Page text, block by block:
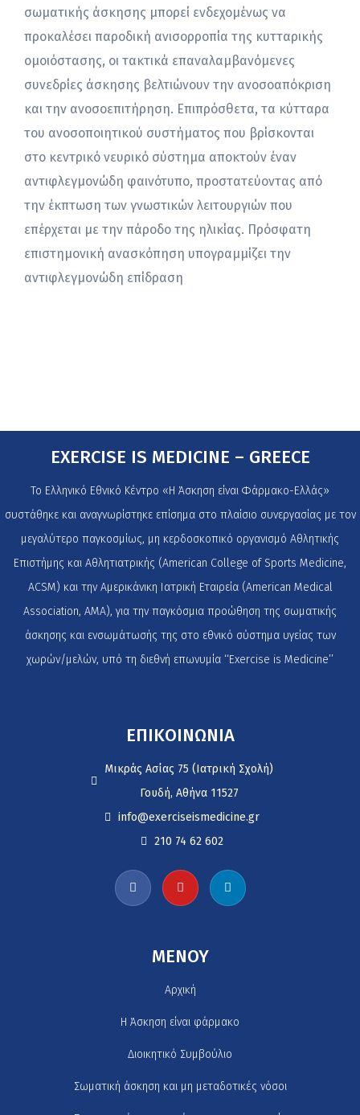
σωματικής άσκησης μπορεί ενδεχομένως να
προκαλέσει παροδική ανισορροπία της κυτταρικής
ομοιόστασης, οι τακτικά επαναλαμβανόμενες
συνεδρίες άσκησης βελτιώνουν την ανοσοαπόκριση
και την ανοσοεπιτήρηση. Επιπρόσθετα, τα κύτταρα
του ανοσοποιητικού συστήματος που βρίσκονται
στο κεντρικό νευρικό σύστημα αποκτούν έναν
αντιφλεγμονώδη φαινότυπο, προστατεύοντας από
την έκπτωση των γνωστικών λειτουργιών που
επέρχεται με την πάροδο της ηλικίας. Πρόσφατη
επιστημονική ανασκόπηση υπογραμμίζει την
αντιφλεγμονώδη επίδραση
EXERCISE IS MEDICINE – GREECE
Το Ελληνικό Εθνικό Κέντρο «Η Άσκηση είναι Φάρμακο-Ελλάς»
συστάθηκε και αναγνωρίστηκε επίσημα στο πλαίσιο συνεργασίας με τον
μεγαλύτερο παγκοσμίως, μη κερδοσκοπικό οργανισμό Αθλητικής
Επιστήμης και Αθλητιατρικής (American College of Sports Medicine,
ACSM) και την Αμερικάνικη Ιατρική Εταιρεία (American Medical
Association, AMA), για την παγκόσμια προώθηση της σωματικής
άσκησης και ενσωμάτωσής της στο εθνικό σύστημα υγείας των
χωρών/μελών, υπό τη διεθνή επωνυμία ‘‘Exercise is Medicine’’
ΕΠΙΚΟΙΝΩΝΙΑ
Μικράς Ασίας 75 (Ιατρική Σχολή)
Γουδή, Αθήνα 11527
info@exerciseismedicine.gr
210 74 62 602
MENOY
Αρχική
H Άσκηση είναι φάρμακο
Διοικητικό Συμβούλιο
Σωματική άσκηση και μη μεταδοτικές νόσοι